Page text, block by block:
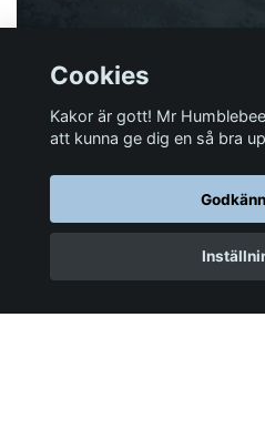
Mer information
Cookies
Kakor är gott! Mr
att kunna ge dig en så bra